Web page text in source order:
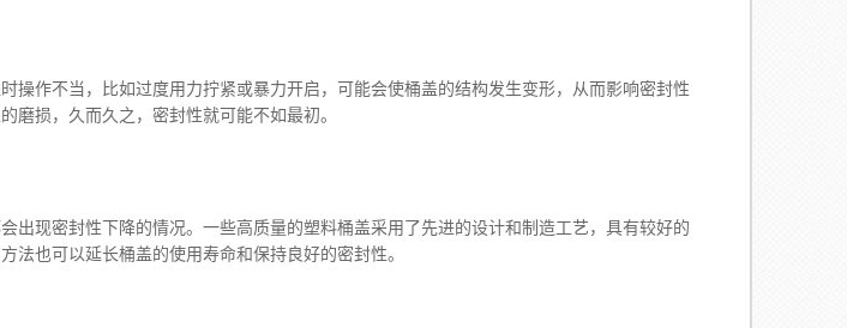
作不当，比如过度用力拧紧或暴力开启，可能会使桶盖的结构发生变形，从而影响密封性
磨损，久而久之，密封性就可能不如最初。
现密封性下降的情况。一些高质量的塑料桶盖采用了先进的设计和制造工艺，具有较好的
法也可以延长桶盖的使用寿命和保持良好的密封性。